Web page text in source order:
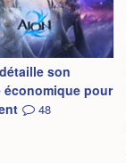
son
économique pour
48